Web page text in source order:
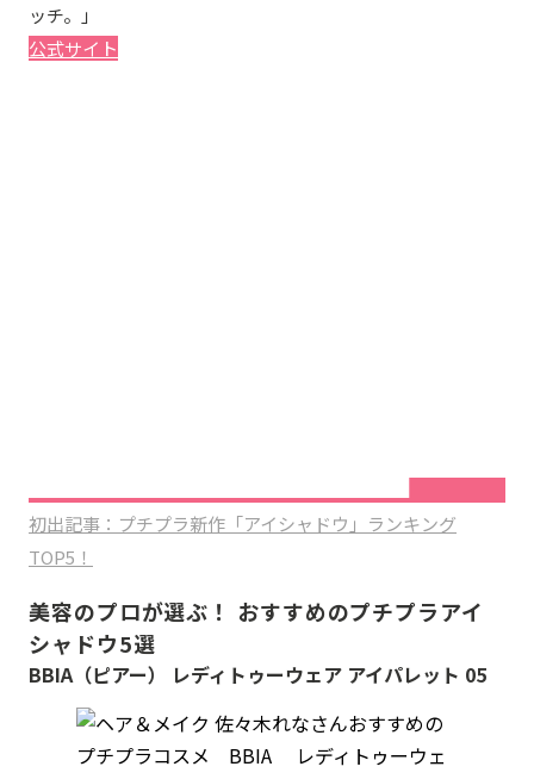
ッチ。」
公式サイト
初出記事：プチプラ新作「アイシャドウ」ランキング
TOP5！
美容のプロが選ぶ！ おすすめのプチプラアイ
シャドウ5選
BBIA（ピアー） レディトゥーウェア アイパレット 05